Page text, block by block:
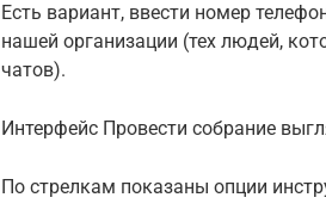
Есть вариант, ввести номер
нашей организации (тех людей,
чатов).
Интерфейс Провести собрание
По стрелкам показаны опции